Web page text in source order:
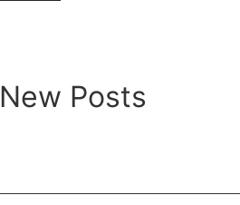
New Posts